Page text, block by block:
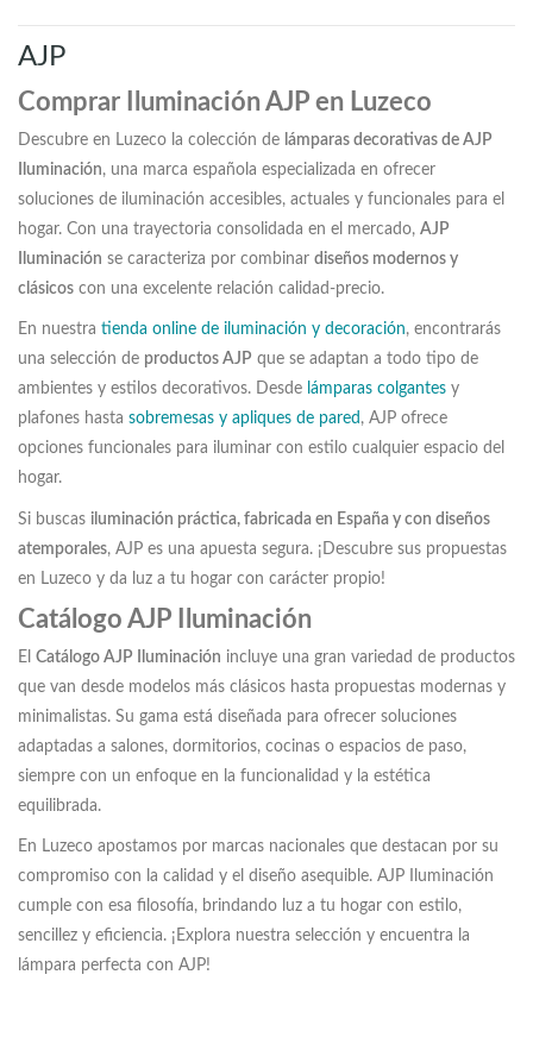
AJP
Comprar Iluminación AJP en Luzeco
Descubre en Luzeco la colección de lámparas decorativas de AJP
Iluminación, una marca española especializada en ofrecer
soluciones de iluminación accesibles, actuales y funcionales para el
hogar. Con una trayectoria consolidada en el mercado, AJP
Iluminación se caracteriza por combinar diseños modernos y
clásicos con una excelente relación calidad-precio.
En nuestra tienda online de iluminación y decoración, encontrarás
una selección de productos AJP que se adaptan a todo tipo de
ambientes y estilos decorativos. Desde lámparas colgantes y
plafones hasta sobremesas y apliques de pared , AJP ofrece
opciones funcionales para iluminar con estilo cualquier espacio del
hogar.
Si buscas iluminación práctica, fabricada en España y con diseños
atemporales, AJP es una apuesta segura. ¡Descubre sus propuestas
en Luzeco y da luz a tu hogar con carácter propio!
Catálogo AJP Iluminación
El Catálogo AJP Iluminación incluye una gran variedad de productos
que van desde modelos más clásicos hasta propuestas modernas y
minimalistas. Su gama está diseñada para ofrecer soluciones
adaptadas a salones, dormitorios, cocinas o espacios de paso,
siempre con un enfoque en la funcionalidad y la estética
equilibrada.
En Luzeco apostamos por marcas nacionales que destacan por su
compromiso con la calidad y el diseño asequible. AJP Iluminación
cumple con esa filosofía, brindando luz a tu hogar con estilo,
sencillez y eficiencia. ¡Explora nuestra selección y encuentra la
lámpara perfecta con AJP!